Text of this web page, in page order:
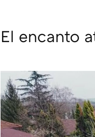
El encanto